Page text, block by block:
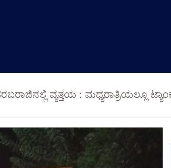
ಸರಬರಾಜಿನಲ್ಲಿ ವ್ಯತ್ತಯ : ಮಧ್ಯರಾತ್ರಿಯಲ್ಲೂ